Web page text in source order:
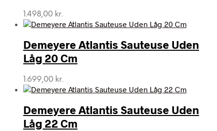
1.498,00 kr.
Demeyere Atlantis Sauteuse Uden
Låg 20 Cm
1.699,00 kr.
Demeyere Atlantis Sauteuse Uden
Låg 22 Cm